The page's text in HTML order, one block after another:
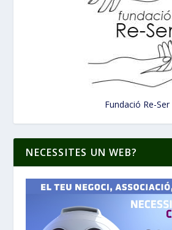
Fundació Re-Ser
NECESSITES UN WEB?